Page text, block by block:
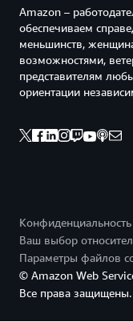
Amazon –
обеспечиваем
меньшинств,
возможностями,
представителям
ориентации
Конфиденциальность
Ваш выбор
Параметры файлов
© Amazon Web
Все права защищены.